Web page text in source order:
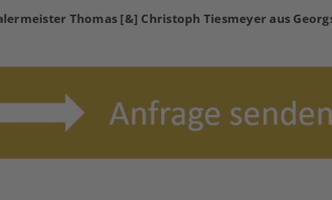
Thomas [&] Christoph Tiesmeyer aus